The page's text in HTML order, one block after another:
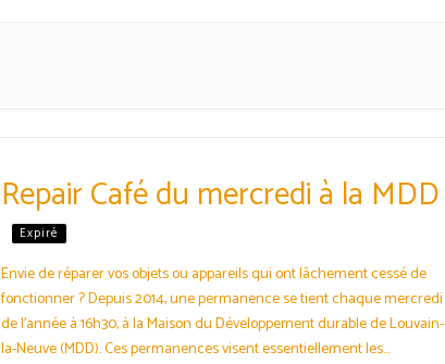
Repair Café du mercredi à la MDD
Expiré
Envie de réparer vos objets ou appareils qui ont lâchement cessé de
fonctionner ? Depuis 2014, une permanence se tient chaque mercredi
de l’année à 16h30, à la Maison du Développement durable de Louvain-
la-Neuve (MDD). Ces permanences visent essentiellement les